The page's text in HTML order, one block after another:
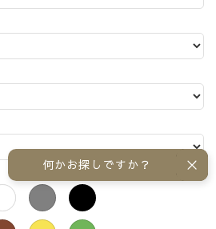
何かお探しですか？